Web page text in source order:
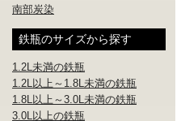
南部炭染
鉄瓶のサイズから探す
1.2L未満の鉄瓶
1.2L以上～1.8L未満の鉄瓶
1.8L以上～3.0L未満の鉄瓶
3.0L以上の鉄瓶